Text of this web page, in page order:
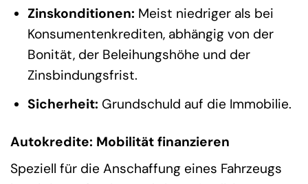
Zinskonditionen: Meist niedriger als bei
Konsumentenkrediten, abhängig von der
Bonität, der Beleihungshöhe und der
Zinsbindungsfrist.
Sicherheit: Grundschuld auf die Immobilie.
Autokredite: Mobilität finanzieren
Speziell für die Anschaffung eines Fahrzeugs